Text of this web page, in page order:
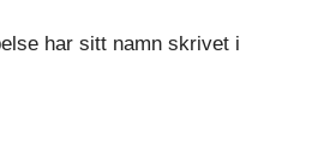
har sitt namn skrivet i